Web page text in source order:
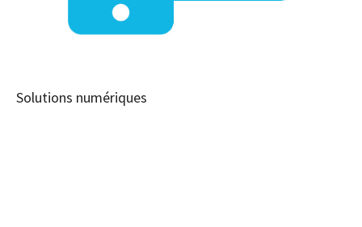
Solutions numériques